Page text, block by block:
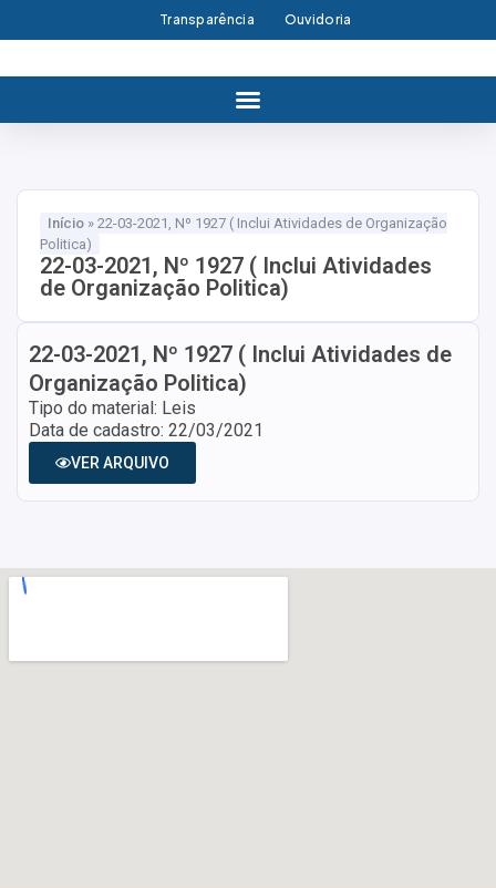
Transparência Ouvidoria
Início » 22-03-2021, Nº 1927 ( Inclui Atividades de Organização
Politica)
22-03-2021, Nº 1927 ( Inclui Atividades
de Organização Politica)
22-03-2021, Nº 1927 ( Inclui Atividades de
Organização Politica)
Tipo do material: Leis
Data de cadastro: 22/03/2021
VER ARQUIVO